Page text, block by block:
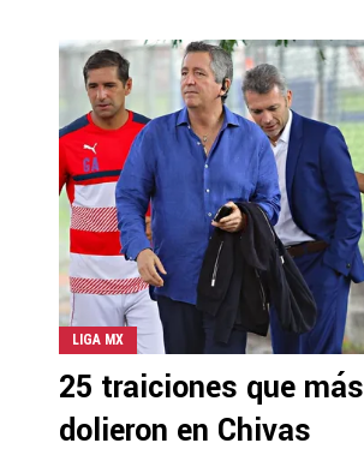
LIGA MX
25 traiciones que más
dolieron en Chivas